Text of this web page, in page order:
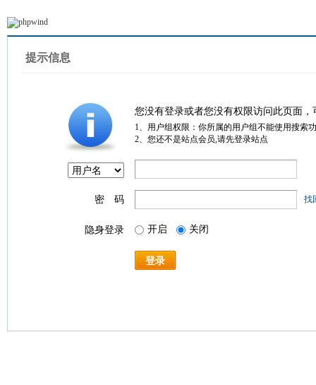
提示信息
您没有登录或者您没有权限访问此页面
1、用户组权限：你所属的用户组不能使用搜索
2、您还不是站点会员,请先登录站点
密 码 找
隐身登录 开启 关闭
登录